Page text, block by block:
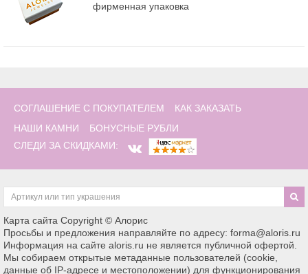
фирменная упаковка
СОГЛАШЕНИЕ С ПОКУПАТЕЛЕМ
КАК ЗАКАЗАТЬ
НАШИ КАМНИ
БОНУСНЫЕ РУБЛИ
СЛЕДИ ЗА СКИДКАМИ:
Карта сайта Copyright © Алорис
Просьбы и предложения направляйте по адресу: forma@aloris.ru
Информация на сайте aloris.ru не является публичной офертой.
Мы собираем открытые метаданные пользователей (cookie,
данные об IP-адресе и местоположении) для функционирования